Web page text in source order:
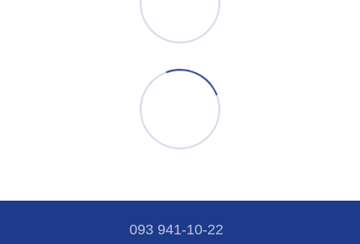
093 941-10-22